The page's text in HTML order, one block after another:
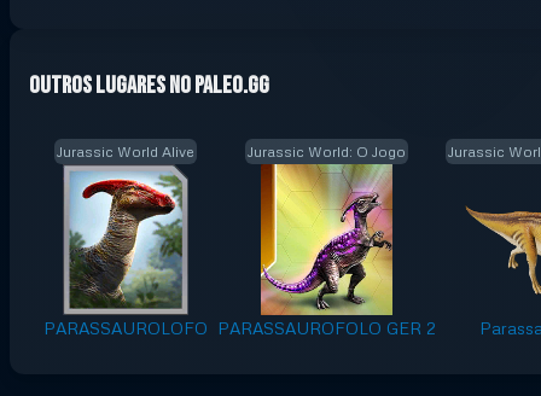
Outros lugares no Paleo.GG
Jurassic World Alive
PARASSAUROLOFO
Jurassic World: O Jogo
PARASSAUROFOLO GER 2
Jurassic